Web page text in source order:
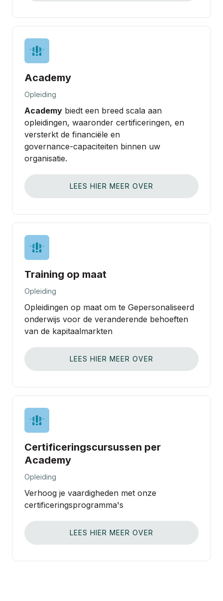
Academy
Opleiding
Academy biedt een breed scala aan
opleidingen, waaronder certificeringen, en
versterkt de financiële en
governance‑capaciteiten binnen uw
organisatie.
LEES HIER MEER OVER
Training op maat
Opleiding
Opleidingen op maat om te Gepersonaliseerd
onderwijs voor de veranderende behoeften
van de kapitaalmarkten
LEES HIER MEER OVER
Certificeringscursussen per
Academy
Opleiding
Verhoog je vaardigheden met onze
certificeringsprogramma's
LEES HIER MEER OVER